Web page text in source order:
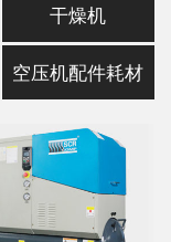
干燥机
空压机配件耗材